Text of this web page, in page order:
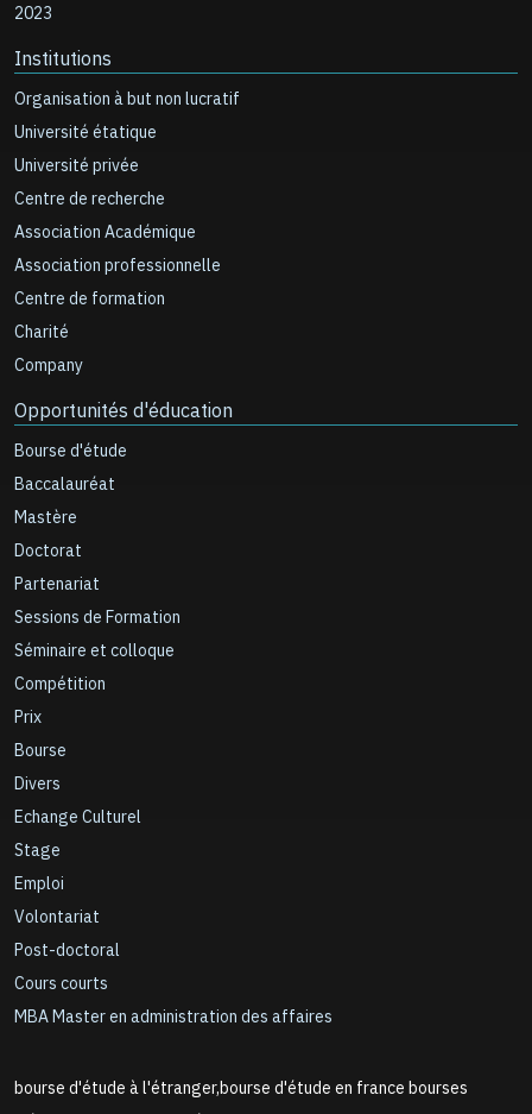
2023
Institutions
Organisation à but non lucratif
Université étatique
Université privée
Centre de recherche
Association Académique
Association professionnelle
Centre de formation
Charité
Company
Opportunités d'éducation
Bourse d'étude
Baccalauréat
Mastère
Doctorat
Partenariat
Sessions de Formation
Séminaire et colloque
Compétition
Prix
Bourse
Divers
Echange Culturel
Stage
Emploi
Volontariat
Post-doctoral
Cours courts
MBA Master en administration des affaires
bourse d'étude à l'étranger,bourse d'étude en france bourses